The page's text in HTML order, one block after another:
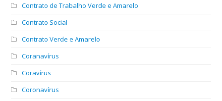
Contrato de Trabalho Verde e Amarelo
Contrato Social
Contrato Verde e Amarelo
Coranavírus
Coravírus
Coronavírus